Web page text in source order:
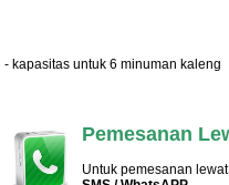
- kapasitas untuk 6 minuman kaleng
Pemesanan
Untuk pemesanan